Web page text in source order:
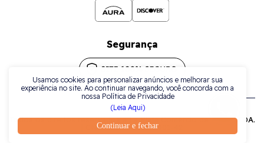
Continuar e fechar
Usamos cookies para personalizar anúncios e melhorar sua
experiência no site. Ao continuar navegando, você concorda com a
nossa Política de Privacidade
(Leia Aqui)
Segurança
Todos os direitos reservados a La Plata Comércio de Joias LTDA.
| CNPJ: 38.079.925/0001-42